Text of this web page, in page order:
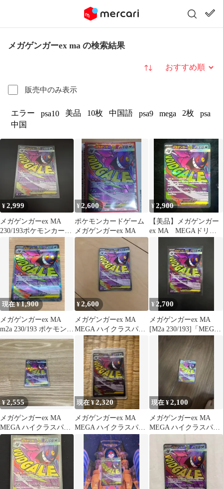
メガゲンガーex ma の検索結果
販売中のみ表示
並び替え
エラー psa10 美品 10枚 中国語 psa9 mega 2枚
psa
中国
¥2,999
メガゲンガーex MA
230/193ポケモンカード
ゲームMEGAドリーム
¥ 2,600
ポケモンカードゲーム
メガゲンガーex MA
¥2,900
【美品】メガゲンガー
ex MA MEGAドリー
現在 ¥1,900
メガゲンガーex MA
m2a 230/193 ポケモンカ
ード
¥2,600
メガゲンガーex MA
MEGA ハイクラスパッ
ク MEGAドリームex キ
ラ…
¥ 2,700
メガゲンガーex MA
[M2a 230/193]「MEGA
¥2,555
メガゲンガーex MA
MEGA ハイクラスパッ
ク MEGAドリームex キ
ラ…
現在 ¥2,320
メガゲンガーex MA
MEGA ハイクラスパッ
ク MEGAドリームex キ
現在 ¥2,100
メガゲンガーex MA
MEGA ハイクラスパッ
ク MEGAドリームex キ